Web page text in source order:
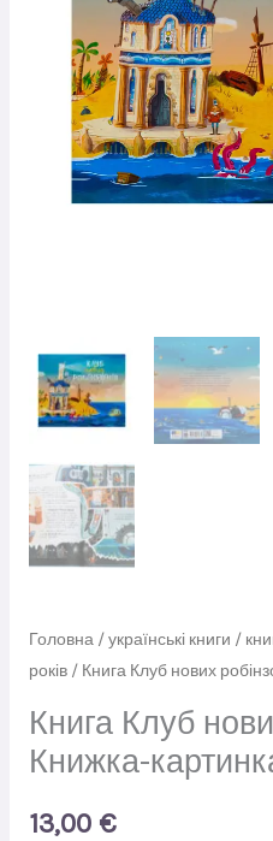
Головна/українські книги /
років/ Книга Клуб нових
Книга Клуб
Книжка-
13,00 €